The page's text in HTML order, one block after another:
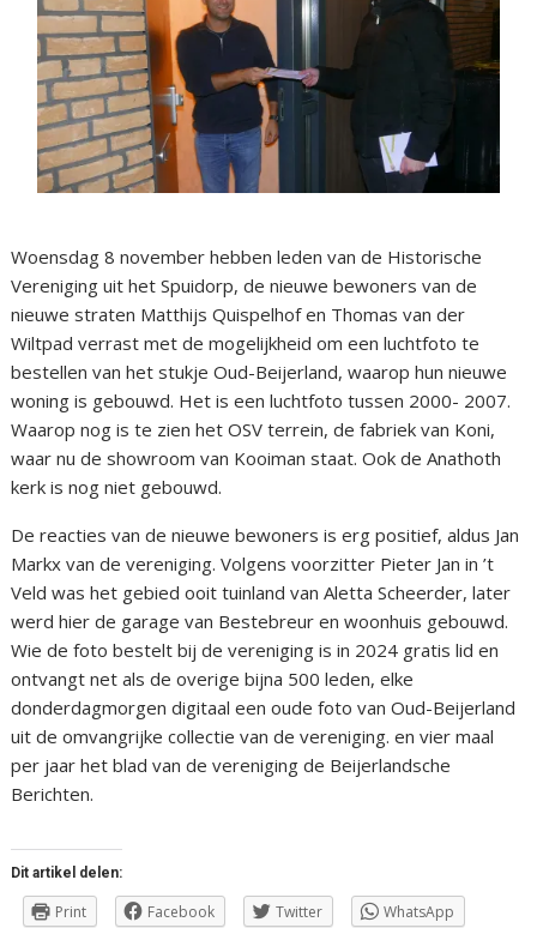
Woensdag 8 november hebben leden van de Historische
Vereniging uit het Spuidorp, de nieuwe bewoners van de
nieuwe straten Matthijs Quispelhof en Thomas van der
Wiltpad verrast met de mogelijkheid om een luchtfoto te
bestellen van het stukje Oud-Beijerland, waarop hun nieuwe
woning is gebouwd. Het is een luchtfoto tussen 2000- 2007.
Waarop nog is te zien het OSV terrein, de fabriek van Koni,
waar nu de showroom van Kooiman staat. Ook de Anathoth
kerk is nog niet gebouwd.
De reacties van de nieuwe bewoners is erg positief, aldus Jan
Markx van de vereniging. Volgens voorzitter Pieter Jan in ’t
Veld was het gebied ooit tuinland van Aletta Scheerder, later
werd hier de garage van Bestebreur en woonhuis gebouwd.
Wie de foto bestelt bij de vereniging is in 2024 gratis lid en
ontvangt net als de overige bijna 500 leden, elke
donderdagmorgen digitaal een oude foto van Oud-Beijerland
uit de omvangrijke collectie van de vereniging. en vier maal
per jaar het blad van de vereniging de Beijerlandsche
Berichten.
Dit artikel delen:
Print Facebook Twitter WhatsApp